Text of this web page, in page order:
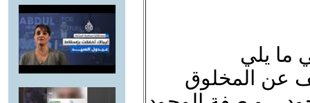
ما يلي
عن المخلوق